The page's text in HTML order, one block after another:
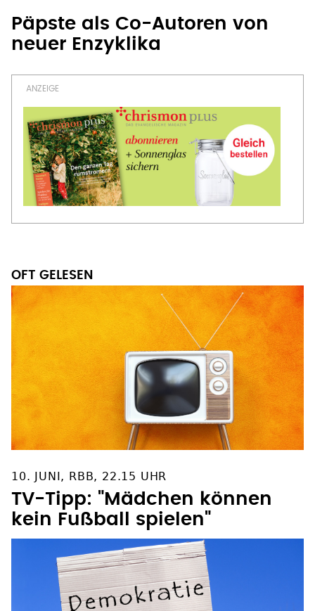
Päpste als Co-Autoren von
neuer Enzyklika
OFT GELESEN
10. JUNI, RBB, 22.15 UHR
TV-Tipp: "Mädchen können
kein Fußball spielen"